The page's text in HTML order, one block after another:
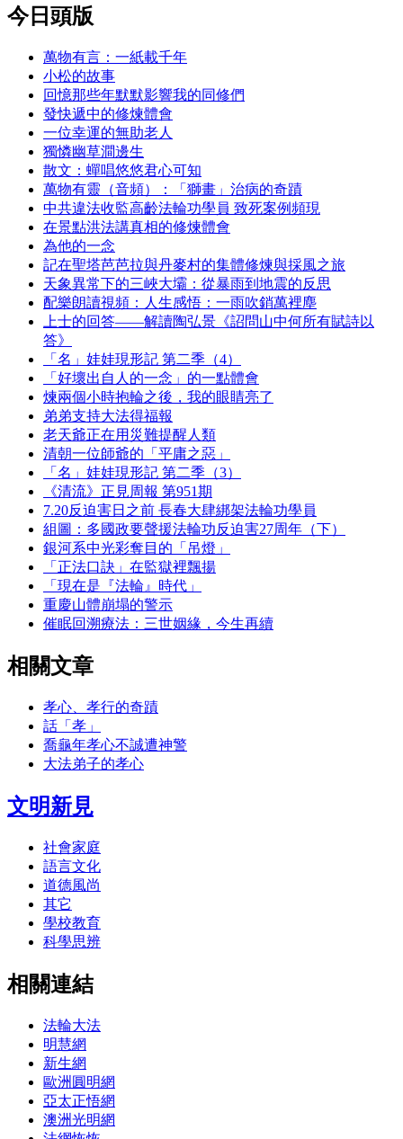
今日頭版
萬物有言：一紙載千年
小松的故事
回憶那些年默默影響我的同修們
發快遞中的修煉體會
一位幸運的無助老人
獨憐幽草澗邊生
散文：蟬唱悠悠君心可知
萬物有靈（音頻）：「獅畫」治病的奇蹟
中共違法收監高齡法輪功學員 致死案例頻現
在景點洪法講真相的修煉體會
為他的一念
記在聖塔芭芭拉與丹麥村的集體修煉與採風之旅
天象異常下的三峽大壩：從暴雨到地震的反思
配樂朗讀視頻：人生感悟：一雨吹銷萬裡塵
上士的回答——解讀陶弘景《詔問山中何所有賦詩以
答》
「名」娃娃現形記 第二季（4）
「好壞出自人的一念」的一點體會
煉兩個小時抱輪之後，我的眼睛亮了
弟弟支持大法得福報
老天爺正在用災難提醒人類
清朝一位師爺的「平庸之惡」
「名」娃娃現形記 第二季（3）
《清流》正見周報 第951期
7.20反迫害日之前 長春大肆綁架法輪功學員
組圖：多國政要聲援法輪功反迫害27周年（下）
銀河系中光彩奪目的「吊燈」
「正法口訣」在監獄裡飄揚
「現在是『法輪』時代」
重慶山體崩塌的警示
催眠回溯療法：三世姻緣，今生再續
相關文章
孝心、孝行的奇蹟
話「孝」
喬龜年孝心不誠遭神警
大法弟子的孝心
文明新見
社會家庭
語言文化
道德風尚
其它
學校教育
科學思辨
相關連結
法輪大法
明慧網
新生網
歐洲圓明網
亞太正悟網
澳洲光明網